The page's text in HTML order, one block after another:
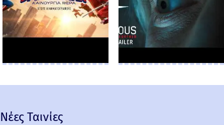
Νέες Ταινίες